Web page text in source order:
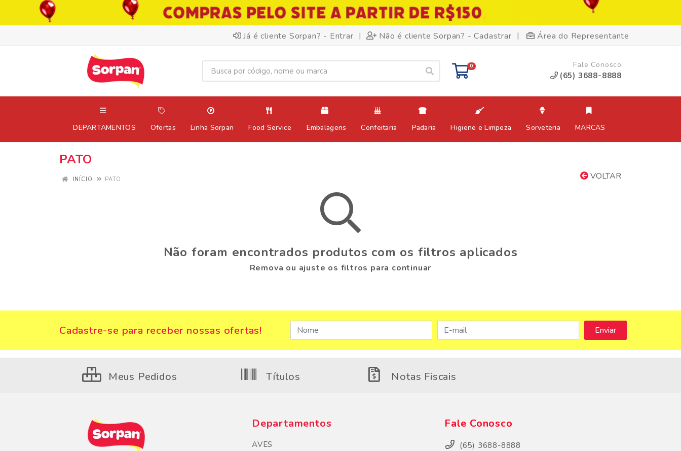
Já é cliente Sorpan? - Entrar | Não é cliente Sorpan? - Cadastrar | Área do Representante
0 Fale Conosco
(65) 3688-8888
DEPARTAMENTOS Ofertas Linha Sorpan Food Service Embalagens Confeitaria Padaria Higiene e Limpeza Sorveteria MARCAS
PATO
VOLTAR
INÍCIO PATO
Não foram encontrados produtos com os filtros aplicados
Remova ou ajuste os filtros para continuar
Cadastre-se para receber nossas ofertas!
Meus Pedidos Títulos Notas Fiscais
Departamentos
AVES
Fale Conosco
(65) 3688-8888